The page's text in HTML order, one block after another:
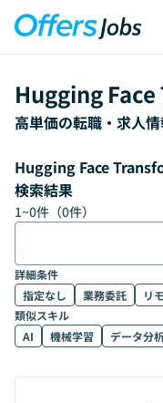
Hugging
高単価の転職・求人
Hugging Face
検索結果
1~0件（0件）
詳細条件
指定なし
業務委託 リ
類似スキル
AI
機械学習 データ分